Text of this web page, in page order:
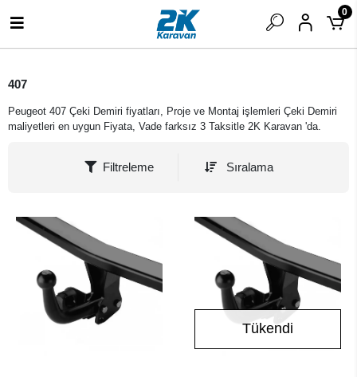
0
407
Peugeot 407 Çeki Demiri fiyatları, Proje ve Montaj işlemleri Çeki Demiri
maliyetleri en uygun Fiyata, Vade farksız 3 Taksitle 2K Karavan 'da.
Filtreleme Sıralama
Tükendi